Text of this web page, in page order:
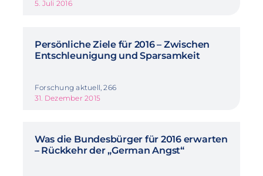
5. Juli 2016
Persönliche Ziele für 2016 – Zwischen
Entschleunigung und Sparsamkeit
Forschung aktuell, 266
31. Dezember 2015
Was die Bundesbürger für 2016 erwarten
– Rückkehr der „German Angst“